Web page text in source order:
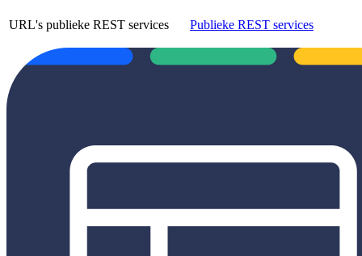
URL's publieke REST services Publieke REST services